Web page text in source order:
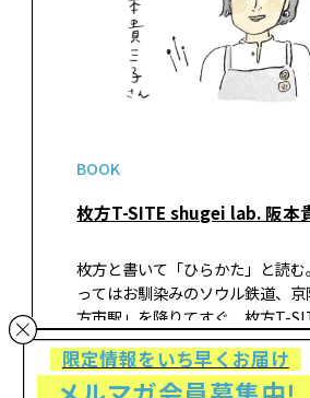
BOOK
枚方と書いて「ひらかた」と読む
ってはお馴染みのソウル鉄道、
方市駅」を降りてすぐ、枚方T-
shugei lab.はあります。スタッフ
さんにおすすめの手芸本を伺い
ンド作家の大高輝美さん…
限定情報をいち早くお届け